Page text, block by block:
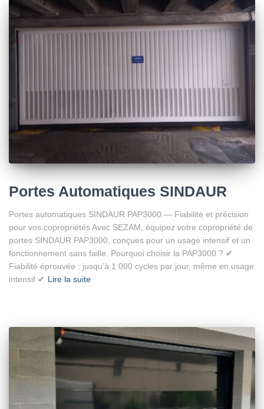
Portes Automatiques SINDAUR
Portes automatiques SINDAUR PAP3000 — Fiabilité et précision
pour vos copropriétés Avec SEZAM, équipez votre copropriété de
portes SINDAUR PAP3000, conçues pour un usage intensif et un
fonctionnement sans faille. Pourquoi choisir la PAP3000 ? ✔
Fiabilité éprouvée : jusqu’à 1 000 cycles par jour, même en usage
intensif ✔ Lire la suite